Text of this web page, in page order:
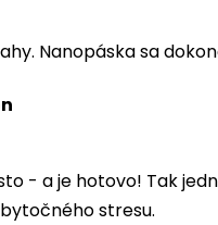
Nanopáska sa
- a je hotovo! Tak
stresu.